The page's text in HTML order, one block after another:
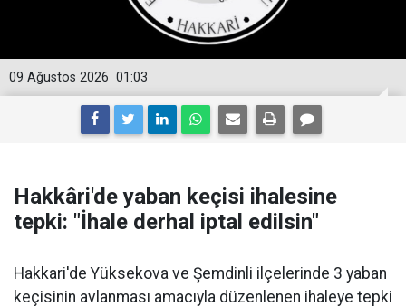
01:03
09 Ağustos 2026
Hakkâri'de yaban keçisi ihalesine
tepki: "İhale derhal iptal edilsin"
Hakkari'de Yüksekova ve Şemdinli ilçelerinde 3 yaban
keçisinin avlanması amacıyla düzenlenen ihaleye tepki